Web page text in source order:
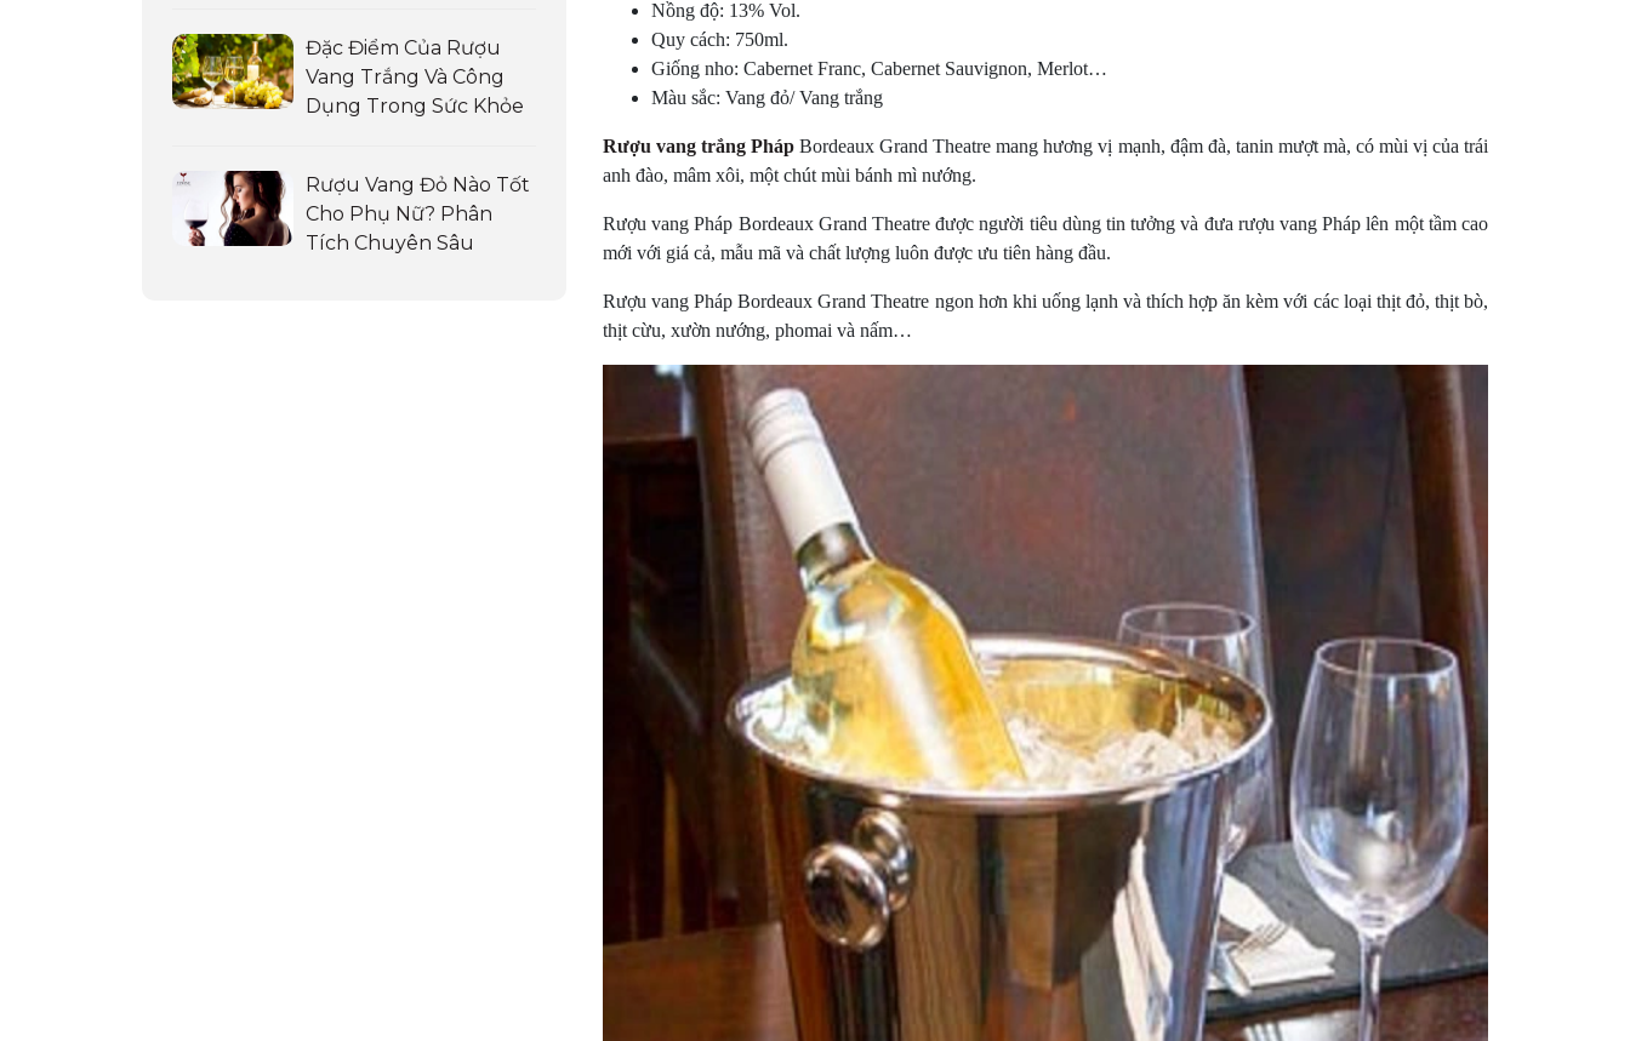
Nồng độ: 13% Vol.
Quy cách: 750ml.
Giống nho: Cabernet Franc, Cabernet Sauvignon, Merlot…
Màu sắc: Vang đỏ/ Vang trắng
Rượu vang trắng Pháp Bordeaux Grand Theatre mang hương vị mạnh, đậm đà, tanin mượt mà, có mùi vị của trái
anh đào, mâm xôi, một chút mùi bánh mì nướng.
Rượu vang Pháp Bordeaux Grand Theatre được người tiêu dùng tin tưởng và đưa rượu vang Pháp lên một tầm cao
mới với giá cả, mẫu mã và chất lượng luôn được ưu tiên hàng đầu.
Rượu vang Pháp Bordeaux Grand Theatre ngon hơn khi uống lạnh và thích hợp ăn kèm với các loại thịt đỏ, thịt bò,
thịt cừu, xườn nướng, phomai và nấm…
Đặc Điểm Của Rượu
Vang Trắng Và Công
Dụng Trong Sức Khỏe
Rượu Vang Đỏ Nào Tốt
Cho Phụ Nữ? Phân
Tích Chuyên Sâu